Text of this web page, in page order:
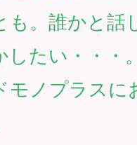
も。誰かと話
したい・・・
モノプラスに